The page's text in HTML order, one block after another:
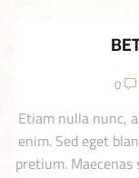
0
Etiam nulla nunc,
enim. Sed eget
pretium.